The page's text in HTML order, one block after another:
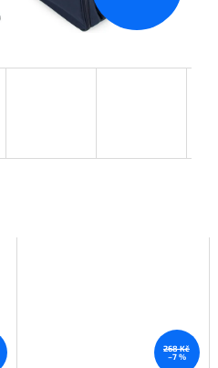
268 Kč
–7 %